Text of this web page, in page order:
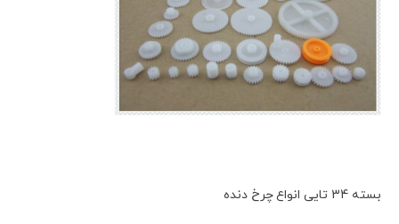
بسته 34 تایی انواع چرخ دنده